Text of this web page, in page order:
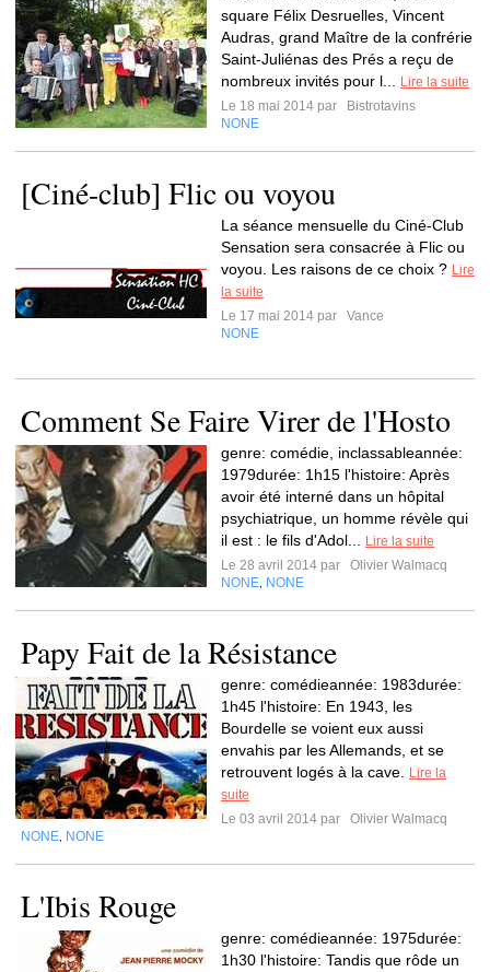
square Félix Desruelles, Vincent
Audras, grand Maître de la confrérie
Saint-Juliénas des Prés a reçu de
nombreux invités pour l...
Lire la suite
Le 18 mai 2014 par
Bistrotavins
NONE
[Ciné-club] Flic ou voyou
La séance mensuelle du Ciné-Club
Sensation sera consacrée à Flic ou
voyou. Les raisons de ce choix ? Lire
la suite
Le 17 mai 2014 par
Vance
NONE
Comment Se Faire Virer de l'Hosto
genre: comédie, inclassableannée:
1979durée: 1h15 l'histoire: Après
avoir été interné dans un hôpital
psychiatrique, un homme révèle qui
il est : le fils d'Adol...
Lire la suite
Le 28 avril 2014 par
Olivier Walmacq
NONE NONE
Papy Fait de la Résistance
genre: comédieannée: 1983durée:
1h45 l'histoire: En 1943, les
Bourdelle se voient eux aussi
envahis par les Allemands, et se
retrouvent logés à la cave.
Lire la
suite
Le 03 avril 2014 par
Olivier Walmacq
NONE NONE
L'Ibis Rouge
genre: comédieannée: 1975durée:
1h30 l'histoire: Tandis que rôde un